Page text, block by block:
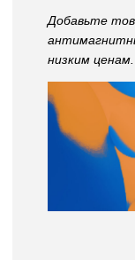
Добавьте
низким ценам.